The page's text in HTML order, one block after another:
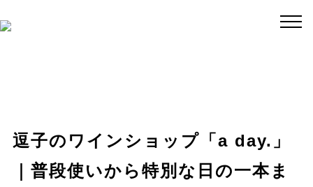
逗子のワインショップ「a day.」
｜普段使いから特別な日の一本ま